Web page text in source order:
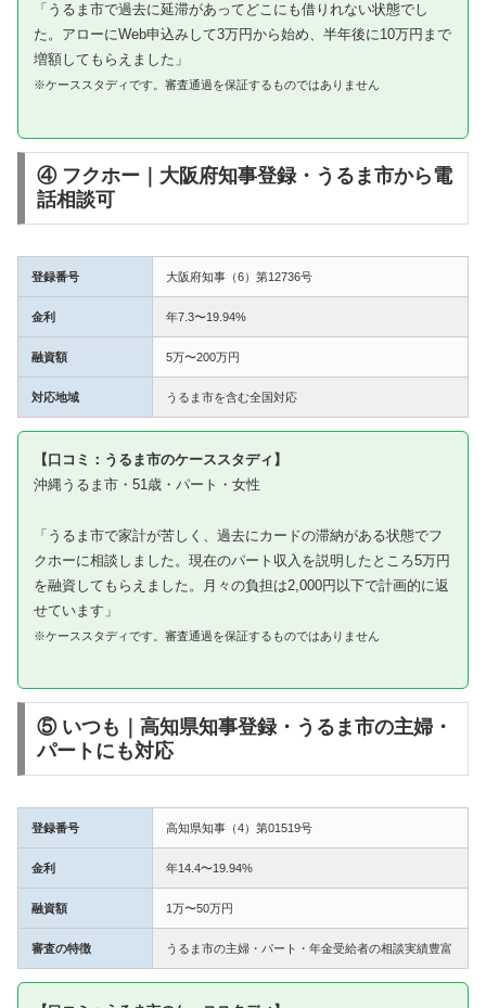
「うるま市で過去に延滞があってどこにも借りれない状態でし
た。アローにWeb申込みして3万円から始め、半年後に10万円まで
増額してもらえました」
※ケーススタディです。審査通過を保証するものではありません
④ フクホー｜大阪府知事登録・うるま市から電
話相談可
登録番号 大阪府知事（6）第12736号
金利 年7.3〜19.94%
融資額 5万〜200万円
対応地域 うるま市を含む全国対応
【口コミ：うるま市のケーススタディ】
沖縄うるま市・51歳・パート・女性
「うるま市で家計が苦しく、過去にカードの滞納がある状態でフ
クホーに相談しました。現在のパート収入を説明したところ5万円
を融資してもらえました。月々の負担は2,000円以下で計画的に返
せています」
※ケーススタディです。審査通過を保証するものではありません
⑤ いつも｜高知県知事登録・うるま市の主婦・
パートにも対応
登録番号 高知県知事（4）第01519号
金利 年14.4〜19.94%
融資額 1万〜50万円
審査の特徴 うるま市の主婦・パート・年金受給者の相談実績豊富